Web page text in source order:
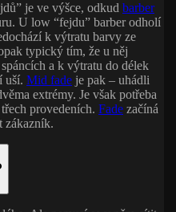
je ve výšce, odkud barber
U low “fejdu” barber odholí
k výtratu barvy ze
typický tím, že u něj
a k výtratu do délek
uší. Mid fade je pak – uhádli
extrémy. Je však potřeba
provedeních. Fade začíná
zákazník.